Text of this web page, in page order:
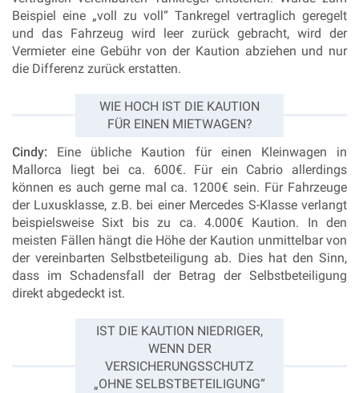
Beispiel eine „voll zu voll“ Tankregel vertraglich geregelt
und das Fahrzeug wird leer zurück gebracht, wird der
Vermieter eine Gebühr von der Kaution abziehen und nur
die Differenz zurück erstatten.
WIE HOCH IST DIE KAUTION
FÜR EINEN MIETWAGEN?
Cindy: Eine übliche Kaution für einen Kleinwagen in
Mallorca liegt bei ca. 600€. Für ein Cabrio allerdings
können es auch gerne mal ca. 1200€ sein. Für Fahrzeuge
der Luxusklasse, z.B. bei einer Mercedes S-Klasse verlangt
beispielsweise Sixt bis zu ca. 4.000€ Kaution. In den
meisten Fällen hängt die Höhe der Kaution unmittelbar von
der vereinbarten Selbstbeteiligung ab. Dies hat den Sinn,
dass im Schadensfall der Betrag der Selbstbeteiligung
direkt abgedeckt ist.
IST DIE KAUTION NIEDRIGER,
WENN DER
VERSICHERUNGSSCHUTZ
„OHNE SELBSTBETEILIGUNG“